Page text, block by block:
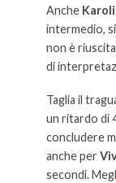
Anche
intermedio,
non è
di
Taglia il
un ritardo di
concludere
anche per
secondi.